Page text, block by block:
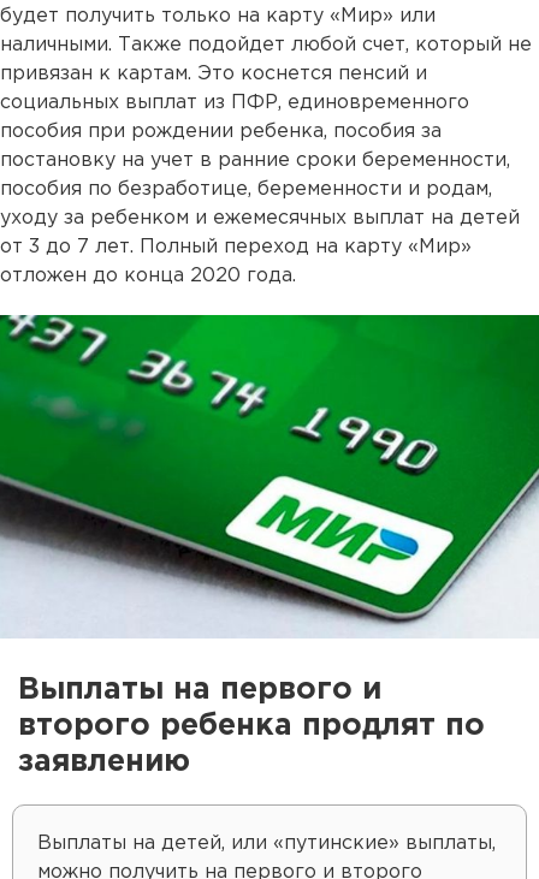
будет получить только на карту «Мир» или
наличными. Также подойдет любой счет, который не
привязан к картам. Это коснется пенсий и
социальных выплат из ПФР, единовременного
пособия при рождении ребенка, пособия за
постановку на учет в ранние сроки беременности,
пособия по безработице, беременности и родам,
уходу за ребенком и ежемесячных выплат на детей
от 3 до 7 лет. Полный переход на карту «Мир»
отложен до конца 2020 года.
Выплаты на первого и
второго ребенка продлят по
заявлению
Выплаты на детей, или «путинские» выплаты,
можно получить на первого и второго